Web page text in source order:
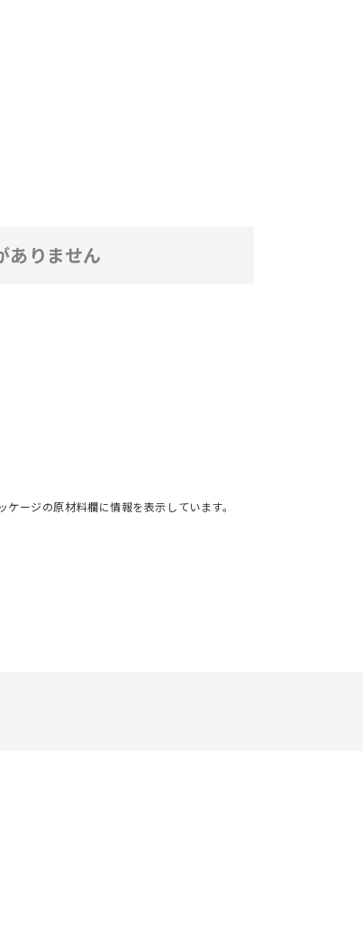
ありません
ージの原材料欄に情報を表示しています。